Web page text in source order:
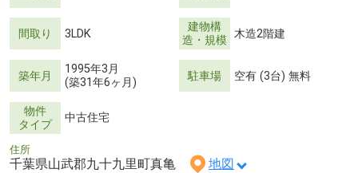
間取り 3LDK
建物構
造・規模 木造2階建
築年月
1995年3月
(築31年6ヶ月)
駐車場 空有 (3台) 無料
物件
タイプ
中古住宅
住所
千葉県山武郡九十九里町真亀 地図